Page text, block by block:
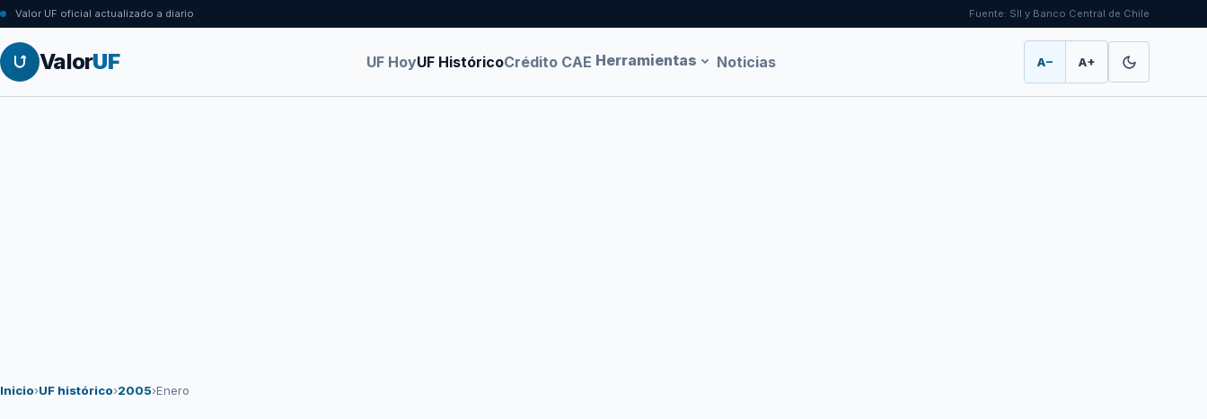
Valor UF oficial actualizado a diario Fuente: SII y Banco Central de Chile
ValorUF UF HoyUF HistóricoCrédito CAE Herramientas Noticias A− A+
Inicio›UF histórico›2005›Enero